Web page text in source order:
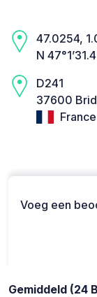
47.0254,
N
D241
37600
France
Voeg een
Gemiddeld (24